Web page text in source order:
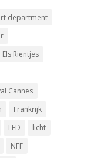
department
Els Rientjes
Cannes
Frankrijk
LED
licht
NFF